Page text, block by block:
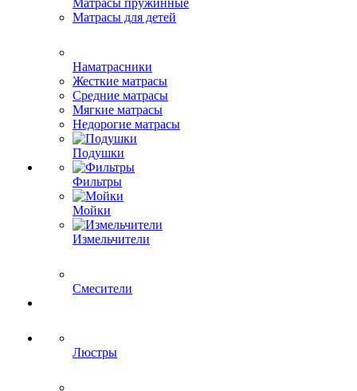
Матрасы пружинные
Матрасы для детей
Наматрасники
Жесткие матрасы
Средние матрасы
Мягкие матрасы
Недорогие матрасы
Подушки
Фильтры
Мойки
Измельчители
Смесители
Люстры